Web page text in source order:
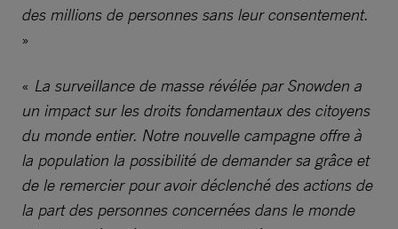
des millions de personnes sans leur consentement.
»
« La surveillance de masse révélée par Snowden a
un impact sur les droits fondamentaux des citoyens
du monde entier. Notre nouvelle campagne offre à
la population la possibilité de demander sa grâce et
de le remercier pour avoir déclenché des actions de
la part des personnes concernées dans le monde